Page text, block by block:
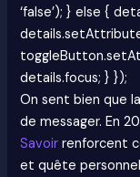
‘false’); } else {
details.focus; } });
On sent bien que
de messager. En
Savoir renforcent
et quête